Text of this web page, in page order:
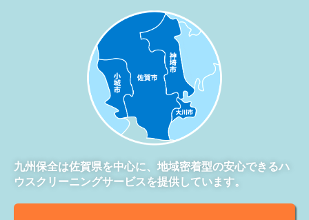
九州保全は佐賀県を中心に、地域密着型の安心できるハ
ウスクリーニングサービスを提供しています。